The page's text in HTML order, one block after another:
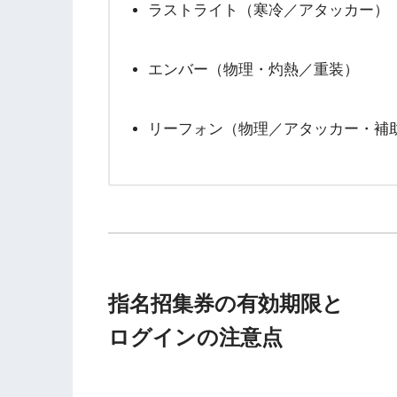
ラストライト（寒冷／アタッカー）
エンバー（物理・灼熱／重装）
リーフォン（物理／アタッカー・補
指名招集券の有効期限と
ログインの注意点